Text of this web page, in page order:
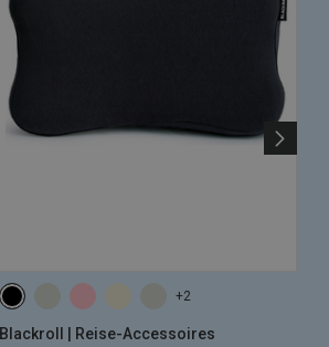
+2
Blackroll | Reise-Accessoires